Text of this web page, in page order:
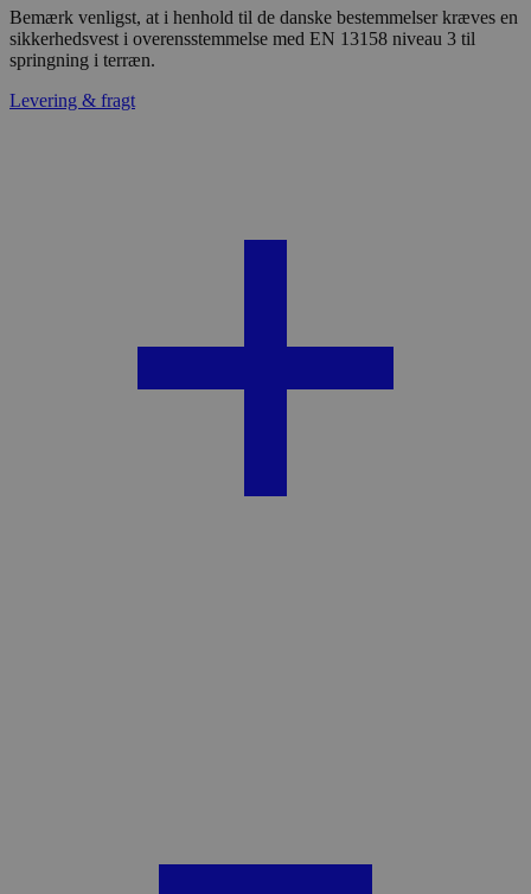
Bemærk venligst, at i henhold til de danske bestemmelser kræves en
sikkerhedsvest i overensstemmelse med EN 13158 niveau 3 til
springning i terræn.
Levering & fragt